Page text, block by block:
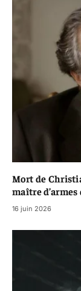
Mort de
maître d’armes
16 juin 2026